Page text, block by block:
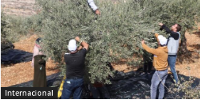
Internacional